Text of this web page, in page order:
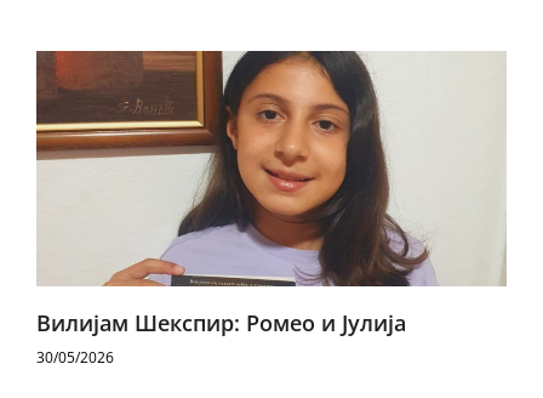
Вилијам Шекспир: Ромео и Јулија
30/05/2026